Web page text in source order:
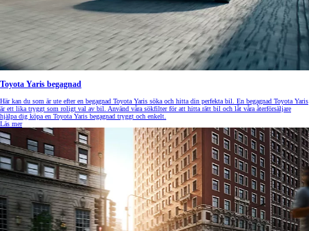
Toyota Yaris begagnad
Här kan du som är ute efter en begagnad Toyota Yaris söka och hitta din perfekta bil. En begagnad Toyota Yaris
är ett lika tryggt som roligt val av bil. Använd våra sökfilter för att hitta rätt bil och låt våra återförsäljare
hjälpa dig köpa en Toyota Yaris begagnad tryggt och enkelt.
Läs mer